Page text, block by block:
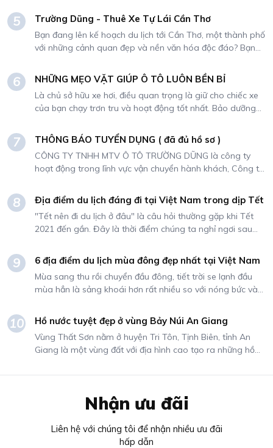
xe phổ biến và được yêu thích tại Việt Nam - sẽ đáp ứng
mọi yêu cầu của bạn trong mỗi chuyến đi. Hãy cùng khám
phá những lợi ích đáng giá mà việc thuê xe Vios mang lại
cho hành trình của bạn.
5 Trường Dũng - Thuê Xe Tự Lái Cần Thơ
Bạn đang lên kế hoạch du lịch tới Cần Thơ, một thành phố
với những cảnh quan đẹp và nền văn hóa độc đáo? Bạn
những địa điểm nổi tiếng và khác biệt của thành phố này?
Đừng bỏ lỡ dịch vụ cho thuê xe tự lái tại Cần Thơ của
Trường Dũng, sự lựa chọn hoàn hảo để tận hưởng mọi
khoảnh khắc tuyệt vời trong hành trình của bạn.
6 NHỮNG MẸO VẶT GIÚP Ô TÔ LUÔN BỀN BỈ
Là chủ sở hữu xe hơi, điều quan trọng là giữ cho chiếc xe
của bạn chạy trơn tru và hoạt động tốt nhất. Bảo dưỡng
dài tuổi thọ của ô tô và đảm bảo ô tô luôn hoạt động tốt
nhất. Trong bài viết này, chúng tôi sẽ cung cấp cho bạn
10 mẹo giúp chiếc xe của bạn luôn hoạt động tốt nhất.
7 THÔNG BÁO TUYỂN DỤNG ( đã đủ hồ sơ )
CÔNG TY TNHH MTV Ô TÔ TRƯỜNG DŨNG là công ty
hoạt động trong lĩnh vực vận chuyển hành khách, Công ty
hoặc có kèm tài xế. Do nhu cầu mở rộng kinh doanh,
Công ty chúng tôi cần tuyển dụng NHÂN SỰ cho vị trí sau:
8 Địa điểm du lịch đáng đi tại Việt Nam trong dịp Tết
"Tết nên đi du lịch ở đâu" là câu hỏi thường gặp khi Tết
2021 đến gần. Đây là thời điểm chúng ta nghỉ ngơi sau
hỏi họ hàng thì thời gian còn lại mọi người sẽ chọn những
nơi để du lịch cùng gia đình.
9 6 địa điểm du lịch mùa đông đẹp nhất tại Việt Nam
Mùa sang thu rồi chuyển đầu đông, tiết trời se lạnh đầu
mùa hẳn là sảng khoái hơn rất nhiều so với nóng bức và
buốt. Chính vì thế mà bạn không thể bỏ lỡ những khoảnh
khắc giao mùa mát lạnh và cực kì lãng mạn này. Dưới đây
là gợi ý 6 địa điểm du lịch mùa đông giúp bạn bắt ngay
cái lạnh đầu mùa đẹp nhất Việt Nam.
10 Hồ nước tuyệt đẹp ở vùng Bảy Núi An Giang
Vùng Thất Sơn nằm ở huyện Tri Tôn, Tịnh Biên, tỉnh An
Giang là một vùng đất với địa hình cao tạo ra những hồ
hữu tình. Nếu đã đến đây thì các bạn không thể nào bỏ
tuyệt đẹp mà Ô Tô Trường Dũng sắp giới thiệu dưới đây.
Nhận ưu đãi
Liên hệ với chúng tôi để nhận nhiều ưu đãi
hấp dẫn